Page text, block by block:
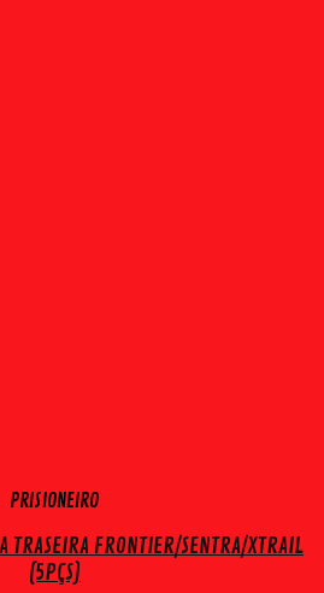
PRISIONEIRO
TRASEIRA FRONTIER/SENTRA/XTRAIL
(5PÇS)